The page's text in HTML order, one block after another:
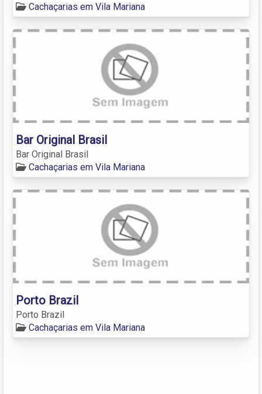
Cachaçarias em Vila Mariana
Bar Original Brasil
Bar Original Brasil
Cachaçarias em Vila Mariana
Porto Brazil
Porto Brazil
Cachaçarias em Vila Mariana